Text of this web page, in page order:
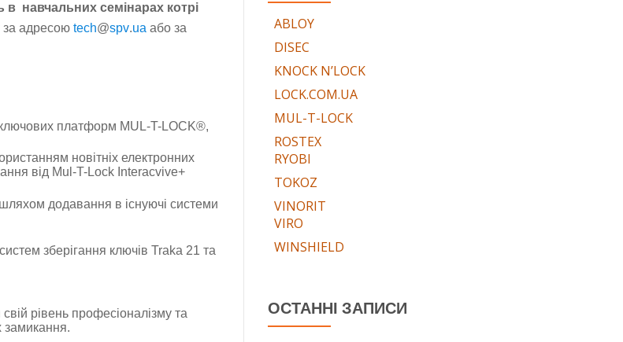
в навчальних семінарах котрі
за адресою tech@spv.ua або за
платформ MUL-T-LOCK®,
новітніх електронних
від Mul-T-Lock Interacvive+
додавання в існуючі системи
зберігання ключів Traka 21 та
рівень професіоналізму та
замикання.
ABLOY
DISEC
KNOCK N’LOCK
LOCK.COM.UA
MUL-T-LOCK
ROSTEX
RYOBI
TOKOZ
VINORIT
VIRO
WINSHIELD
ОСТАННІ ЗАПИСИ